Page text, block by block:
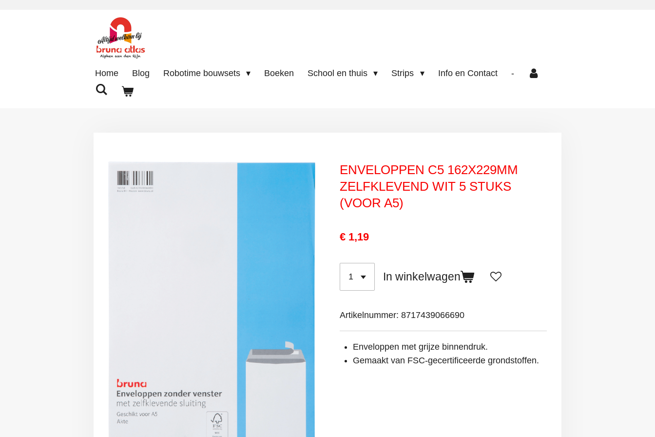
Home Blog Robotime bouwsets Boeken School en thuis Strips Info en Contact -
ENVELOPPEN C5 162X229MM
ZELFKLEVEND WIT 5 STUKS
(VOOR A5)
€ 1,19
In winkelwagen
Artikelnummer: 8717439066690
Enveloppen met grijze binnendruk.
Gemaakt van FSC-gecertificeerde grondstoffen.